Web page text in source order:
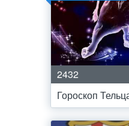
2432
Гороскоп